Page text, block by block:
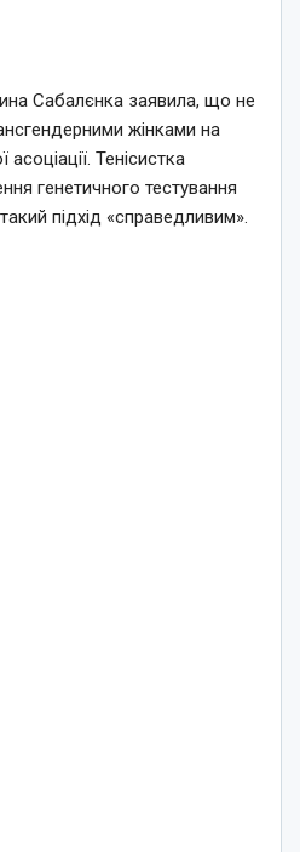
Сабалєнка заявила, що не
жінками на
асоціації. Тенісистка
генетичного тестування
підхід «справедливим».